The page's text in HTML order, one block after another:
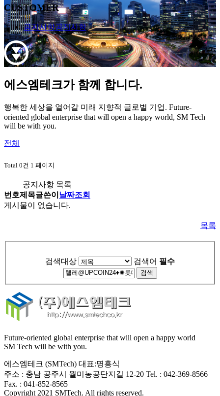
CUSTOMER
공지사항공지사항
에스엠테크가 함께 합니다.
행복한 세상을 열어갈 미래 지향적 글로벌 기업. Future-
oriented global enterprise that will open a happy world, SM Tech
will be with you.
전체
Total 0건 1 페이지
공지사항 목록
번호제목글쓴이 날짜조회
게시물이 없습니다.
목록
검색대상 검색어 필수
Future-oriented global enterprise that will open a happy world
SM Tech will be with you.
에스엠테크 (SMTech) 대표:명흥식
주소 : 충남 공주시 월미농공단지길 12-20 Tel. : 042-369-8566
Fax. : 041-852-8565
Copyright 2021 SMTech. All rights reserved.